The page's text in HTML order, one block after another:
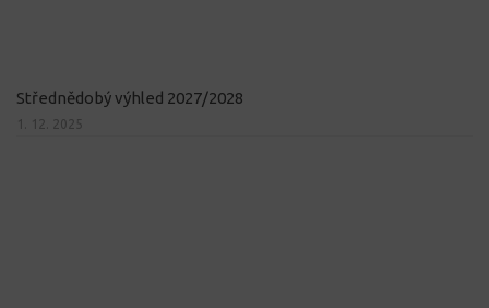
Střednědobý výhled 2027/2028
1. 12. 2025